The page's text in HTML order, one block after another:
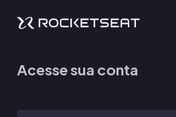
Acesse sua conta